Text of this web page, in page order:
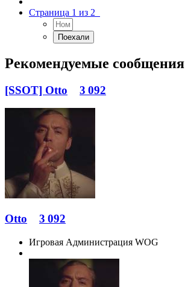
Страница 1 из 2
Рекомендуемые сообщения
[SSOT] Otto 3 092
Otto 3 092
Игровая Администрация WOG